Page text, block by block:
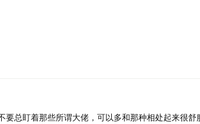
要总盯着那些所谓大佬，可以多和那种相处起来很